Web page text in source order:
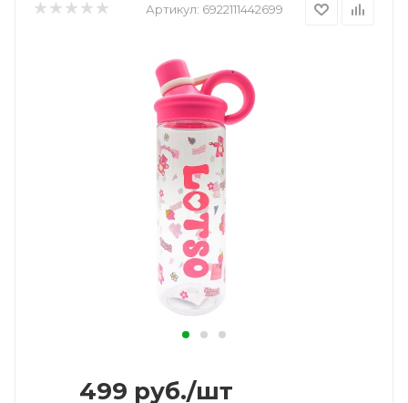
Артикул: 6922111442699
499 руб./шт